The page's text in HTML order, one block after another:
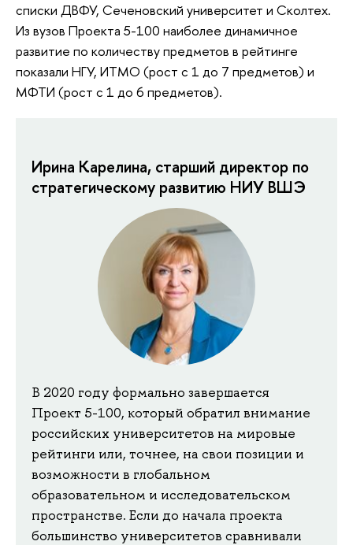
списки ДВФУ, Сеченовский университет и Сколтех.
Из вузов Проекта 5-100 наиболее динамичное
развитие по количеству предметов в рейтинге
показали НГУ, ИТМО (рост с 1 до 7 предметов) и
МФТИ (рост с 1 до 6 предметов).
Ирина Карелина, старший директор по
стратегическому развитию НИУ ВШЭ
В 2020 году формально завершается
Проект 5-100, который обратил внимание
российских университетов на мировые
рейтинги или, точнее, на свои позиции и
возможности в глобальном
образовательном и исследовательском
пространстве. Если до начала проекта
большинство университетов сравнивали